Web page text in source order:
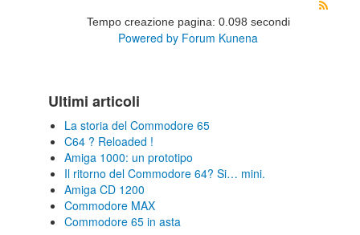
Tempo creazione pagina: 0.098 secondi
Powered by Forum Kunena
Ultimi articoli
La storia del Commodore 65
C64 ? Reloaded !
Amiga 1000: un prototipo
Il ritorno del Commodore 64? Si… mini.
Amiga CD 1200
Commodore MAX
Commodore 65 in asta